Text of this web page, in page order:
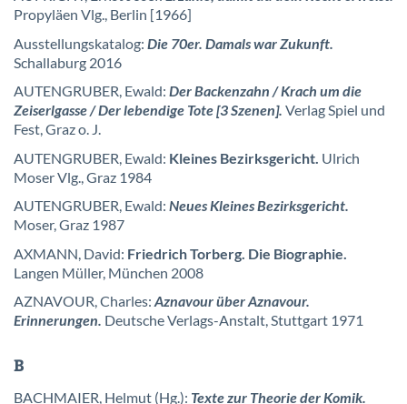
Propyläen Vlg., Berlin [1966]
Ausstellungskatalog: Die 70er. Damals war Zukunft.
Schallaburg 2016
AUTENGRUBER, Ewald: Der Backenzahn / Krach um die
Zeiserlgasse / Der lebendige Tote [3 Szenen]. Verlag Spiel und
Fest, Graz o. J.
AUTENGRUBER, Ewald: Kleines Bezirksgericht. Ulrich
Moser Vlg., Graz 1984
AUTENGRUBER, Ewald: Neues Kleines Bezirksgericht.
Moser, Graz 1987
AXMANN, David: Friedrich Torberg. Die Biographie.
Langen Müller, München 2008
AZNAVOUR, Charles:Aznavour über Aznavour.
Erinnerungen. Deutsche Verlags-Anstalt, Stuttgart 1971
B
BACHMAIER, Helmut (Hg.): Texte zur Theorie der Komik.